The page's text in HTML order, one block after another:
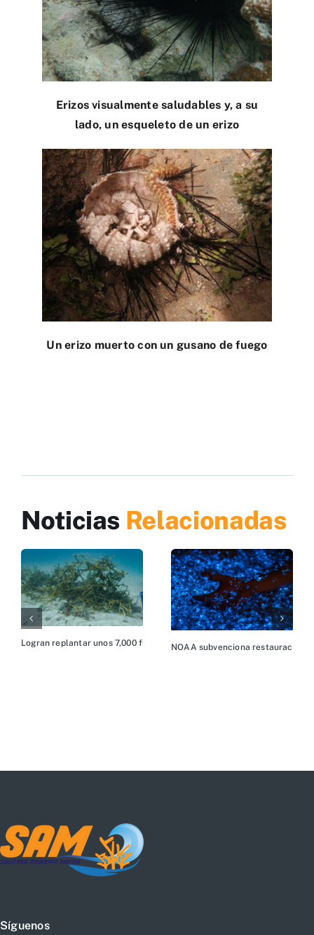
Erizos visualmente saludables y, a su
lado, un esqueleto de un erizo
Un erizo muerto con un gusano de fuego
Noticias Relacionadas
Logran replantar unos 7,000 fragmentos de corales que se
NOAA subvenciona restauración
Síguenos